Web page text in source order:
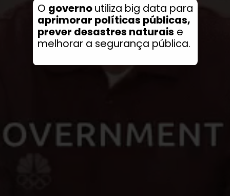
O governoutiliza big data para
aprimorar políticas públicas,
prever desastres naturais e
melhorar a segurança pública.